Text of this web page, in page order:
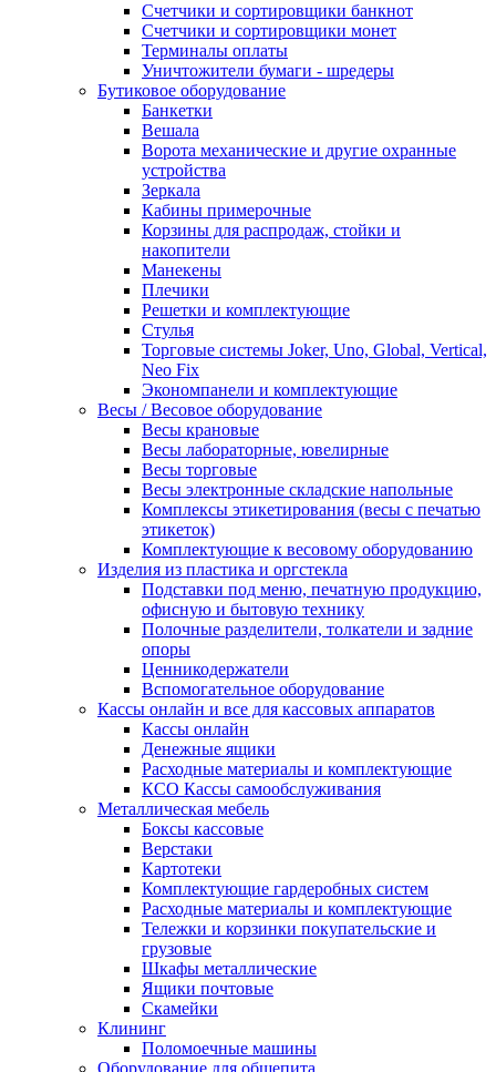
Счетчики и сортировщики банкнот
Счетчики и сортировщики монет
Терминалы оплаты
Уничтожители бумаги - шредеры
Бутиковое оборудование
Банкетки
Вешала
Ворота механические и другие охранные
устройства
Зеркала
Кабины примерочные
Корзины для распродаж, стойки и
накопители
Манекены
Плечики
Решетки и комплектующие
Стулья
Торговые системы Joker, Uno, Global, Vertical,
Neo Fix
Экономпанели и комплектующие
Весы / Весовое оборудование
Весы крановые
Весы лабораторные, ювелирные
Весы торговые
Весы электронные складские напольные
Комплексы этикетирования (весы с печатью
этикеток)
Комплектующие к весовому оборудованию
Изделия из пластика и оргстекла
Подставки под меню, печатную продукцию,
офисную и бытовую технику
Полочные разделители, толкатели и задние
опоры
Ценникодержатели
Вспомогательное оборудование
Кассы онлайн и все для кассовых аппаратов
Кассы онлайн
Денежные ящики
Расходные материалы и комплектующие
КСО Кассы самообслуживания
Металлическая мебель
Боксы кассовые
Верстаки
Картотеки
Комплектующие гардеробных систем
Расходные материалы и комплектующие
Тележки и корзинки покупательские и
грузовые
Шкафы металлические
Ящики почтовые
Скамейки
Клининг
Поломоечные машины
Оборудование для общепита